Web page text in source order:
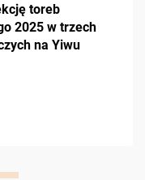
toreb
2025 w trzech
na Yiwu